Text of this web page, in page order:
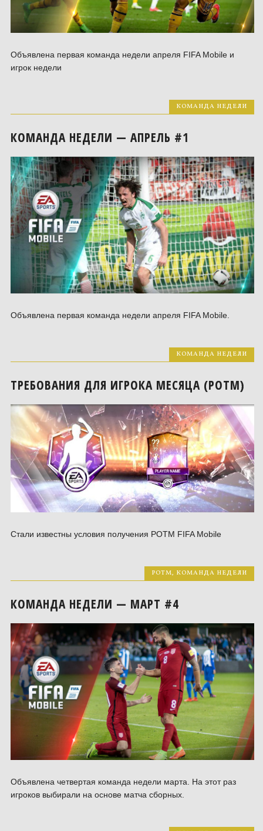
Объявлена первая команда недели апреля FIFA Mobile и
игрок недели
КОМАНДА НЕДЕЛИ
КОМАНДА НЕДЕЛИ — АПРЕЛЬ #1
Объявлена первая команда недели апреля FIFA Mobile.
КОМАНДА НЕДЕЛИ
ТРЕБОВАНИЯ ДЛЯ ИГРОКА МЕСЯЦА (POTM)
Стали известны условия получения POTM FIFA Mobile
POTM, КОМАНДА НЕДЕЛИ
КОМАНДА НЕДЕЛИ — МАРТ #4
Объявлена четвертая команда недели марта. На этот раз
игроков выбирали на основе матча сборных.